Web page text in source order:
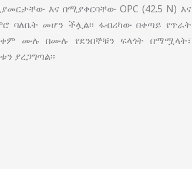
እና በሚያቀርባቸው OPC (42.5 N) እና
ባለቤት መሆን ችሏል፡፡ ፋብሪካው በቀጣይ የጥራት
ሙሉ በሙሉ የደንበኞቹን ፍላጎት በማሟላት፣
ያረጋግጣል፡፡